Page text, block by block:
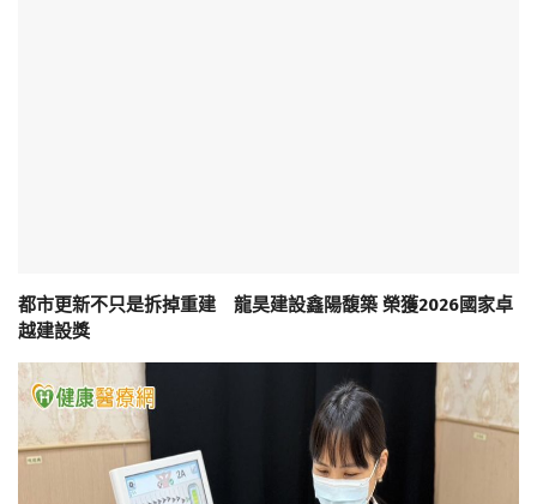
都市更新不只是拆掉重建 龍昊建設鑫陽馥築 榮獲2026國家卓
越建設獎